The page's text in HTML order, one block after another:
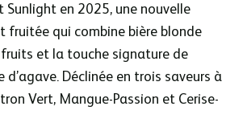
Sunlight en 2025, une nouvelle
fruitée qui combine bière blonde
et la touche signature de
d’agave. Déclinée en trois saveurs à
Vert, Mangue-Passion et Cerise-